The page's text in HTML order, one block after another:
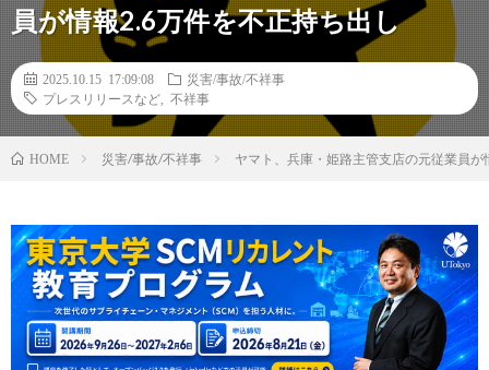
員が情報2.6万件を不正持ち出し
2025.10.15 17:09:08
災害/事故/不祥事
プレスリリースなど
不祥事
HOME 災害/事故/不祥事 ヤマト、兵庫・姫路主管支店の元従業員